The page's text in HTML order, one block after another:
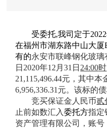
受委托,我司定于2022
在福州市湖东路中山大厦
有的永安市联峰钢化玻璃
日 2020年12 月31 日 24:00时
21,115,496.44元，其中本
6,956,336.31 元。该标的
竞买保证金人民币贰
止前如数汇入委托方指定
资产管理有限公司，账号